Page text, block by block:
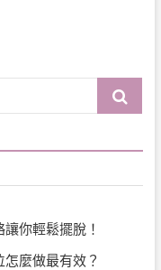
Search
你輕鬆擺脫！
麼做最有效？